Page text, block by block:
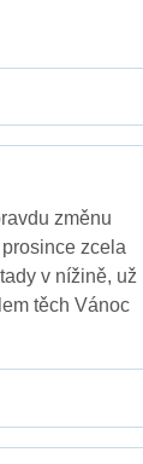
změnu
zcela
v nížině, už
těch Vánoc